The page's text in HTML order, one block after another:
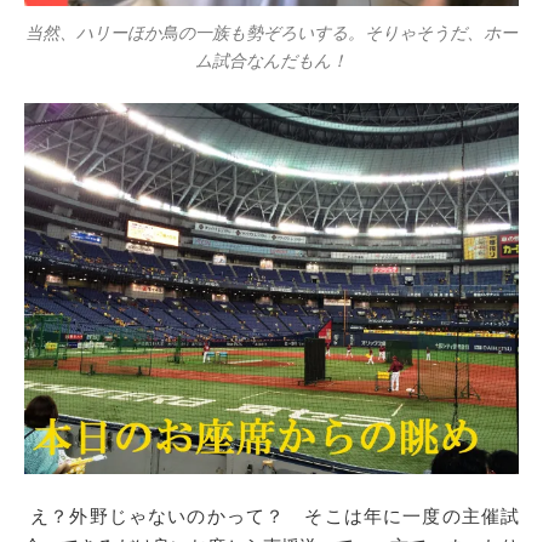
当然、ハリーほか鳥の一族も勢ぞろいする。そりゃそうだ、ホー
ム試合なんだもん！
え？外野じゃないのかって？ そこは年に一度の主催試